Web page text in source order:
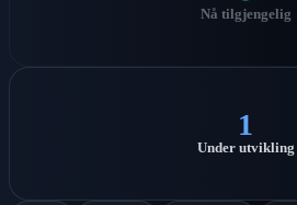
Nå tilgjengelig
1
Under utvikling